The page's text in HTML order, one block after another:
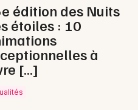
édition des Nuits
étoiles : 10
à
[…]